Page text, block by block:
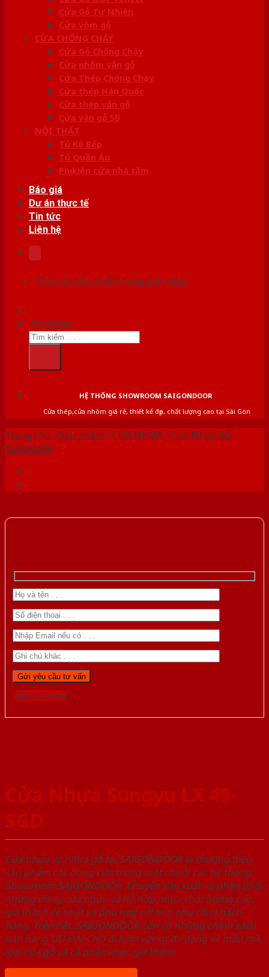
Cửa Gỗ Tự Nhiên
Cửa vòm gỗ
CỬA CHỐNG CHÁY
Cửa Gỗ Chống Cháy
Cửa nhôm vân gỗ
Cửa Thép Chống Cháy
Cửa thép Hàn Quốc
Cửa thép vân gỗ
Cửa vân gỗ 5D
NỘI THẤT
Tủ Kệ Bếp
Tủ Quần Áo
Phụ kiện cửa nhà tắm
Báo giá
Dự án thực tế
Tin tức
Liên hệ
Chưa có sản phẩm trong giỏ hàng.
Tìm kiếm:
HỆ THỐNG SHOWROOM SAIGONDOOR
Cửa thép,cửa nhôm giá rẻ, thiết kế đẹp, chất lượng cao tại Sài Gòn
Trang chủ /Sản phẩm /CỬA NHỰA/Cửa Nhựa Gỗ
Composite
Gọi 0976.169.864
Cửa Nhựa Sungyu LX 49-
SGD
Cửa nhựa và nhựa gỗ tại SAIGONDOOR là thương hiệu
sản phẩm các dòng cửa trong một chuỗi các hệ thống
Showroom SAIGONDOOR. Chuyên sản xuất và phân phối
những dòng cửa nhựa và hỗ hợp nhựa chất lượng cao,
giá thành rẻ nhất và phù hợp với mọi nhu cầu khách
hàng. Trên hết, SAIGONDOOR còn có những chính sách
bán hàng ƯU ĐÃI CAO đi kèm với sự đa dạng về mẫu mã,
loại cửa gỗ và cả phân khúc giá thành.